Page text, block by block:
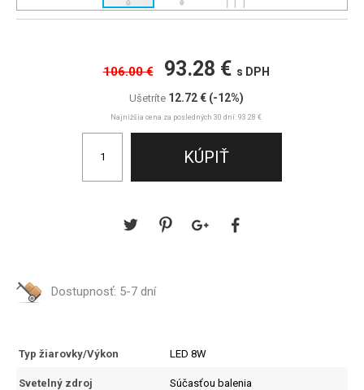
106.00 € 93.28 € s DPH
Ušetríte 12.72 € (-12%)
Najnižšia cena za posledných 30 dní: 93.28 €
Dostupnosť: 5-7 dní
Typ žiarovky/Výkon LED 8W
Svetelný zdroj Súčasťou balenia